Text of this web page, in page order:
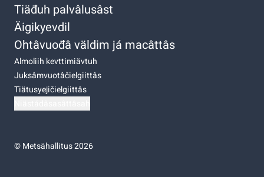
Tiäđuh palvâlusâst
Äigikyevdil
Ohtâvuođâ väldim já macâttâs
Almoliih kevttimiävtuh
Juksâmvuotâčielgiittâs
Tiätusyejičielgiittâs
©Metsähallitus 2026